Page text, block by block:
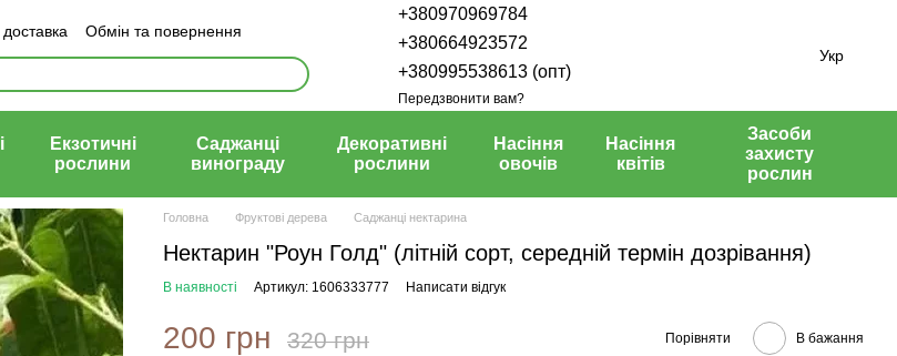
Обмін та повернення
+380970969784
+380664923572
+380995538613 (опт)
Передзвонити вам?
Укр
Екзотичні
рослини
Саджанці
винограду
Декоративні
рослини
Насіння
овочів
Насіння
квітів
Засоби
захисту
рослин
Головна Фруктові дерева Саджанці нектарина
Нектарин "Роун Голд" (літній сорт, середній термін дозрівання)
В наявності Артикул: 1606333777 Написати відгук
200 грн 320 грн Порівняти В бажання